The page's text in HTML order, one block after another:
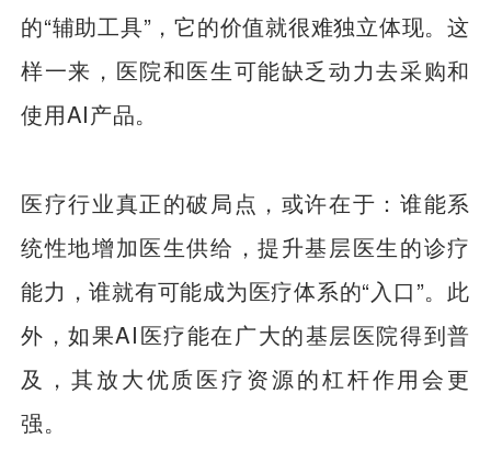
的“辅助工具”，它的价值就很难独立体现。这
样一来，医院和医生可能缺乏动力去采购和
使用AI产品。
医疗行业真正的破局点，或许在于：谁能系
统性地增加医生供给，提升基层医生的诊疗
能力，谁就有可能成为医疗体系的“入口”。此
外，如果AI医疗能在广大的基层医院得到普
及，其放大优质医疗资源的杠杆作用会更
强。